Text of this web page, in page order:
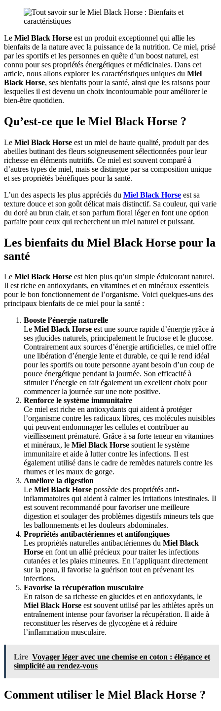
Le Miel Black Horse est un produit exceptionnel qui allie les
bienfaits de la nature avec la puissance de la nutrition. Ce miel, prisé
par les sportifs et les personnes en quête d’un boost naturel, est
connu pour ses propriétés énergétiques et médicinales. Dans cet
article, nous allons explorer les caractéristiques uniques du Miel
Black Horse, ses bienfaits pour la santé, ainsi que les raisons pour
lesquelles il est devenu un choix incontournable pour améliorer le
bien-être quotidien.
Qu’est-ce que le Miel Black Horse ?
Le Miel Black Horse est un miel de haute qualité, produit par des
abeilles butinant des fleurs soigneusement sélectionnées pour leur
richesse en éléments nutritifs. Ce miel est souvent comparé à
d’autres types de miel, mais se distingue par sa composition unique
et ses propriétés bénéfiques pour la santé.
L’un des aspects les plus appréciés du Miel Black Horse est sa
texture douce et son goût délicat mais distinctif. Sa couleur, qui varie
du doré au brun clair, et son parfum floral léger en font une option
parfaite pour ceux qui recherchent un miel naturel et puissant.
Les bienfaits du Miel Black Horse pour la
santé
Le Miel Black Horse est bien plus qu’un simple édulcorant naturel.
Il est riche en antioxydants, en vitamines et en minéraux essentiels
pour le bon fonctionnement de l’organisme. Voici quelques-uns des
principaux bienfaits de ce miel pour la santé :
Booste l’énergie naturelle
Le Miel Black Horse est une source rapide d’énergie grâce à
ses glucides naturels, principalement le fructose et le glucose.
Contrairement aux sources d’énergie artificielles, ce miel offre
une libération d’énergie lente et durable, ce qui le rend idéal
pour les sportifs ou toute personne ayant besoin d’un coup de
pouce énergétique pendant la journée. Son efficacité à
stimuler l’énergie en fait également un excellent choix pour
commencer la journée sur une note positive.
Renforce le système immunitaire
Ce miel est riche en antioxydants qui aident à protéger
l’organisme contre les radicaux libres, ces molécules nuisibles
qui peuvent endommager les cellules et contribuer au
vieillissement prématuré. Grâce à sa forte teneur en vitamines
et minéraux, le Miel Black Horse soutient le système
immunitaire et aide à lutter contre les infections. Il est
également utilisé dans le cadre de remèdes naturels contre les
rhumes et les maux de gorge.
Améliore la digestion
Le Miel Black Horse possède des propriétés anti-
inflammatoires qui aident à calmer les irritations intestinales. Il
est souvent recommandé pour favoriser une meilleure
digestion et soulager des problèmes digestifs mineurs tels que
les ballonnements et les douleurs abdominales.
Propriétés antibactériennes et antifongiques
Les propriétés naturelles antibactériennes du Miel Black
Horse en font un allié précieux pour traiter les infections
cutanées et les plaies mineures. En l’appliquant directement
sur la peau, il favorise la guérison tout en prévenant les
infections.
Favorise la récupération musculaire
En raison de sa richesse en glucides et en antioxydants, le
Miel Black Horse est souvent utilisé par les athlètes après un
entraînement intense pour favoriser la récupération. Il aide à
reconstituer les réserves de glycogène et à réduire
l’inflammation musculaire.
Lire Voyager léger avec une chemise en coton : élégance et
simplicité au rendez-vous
Comment utiliser le Miel Black Horse ?